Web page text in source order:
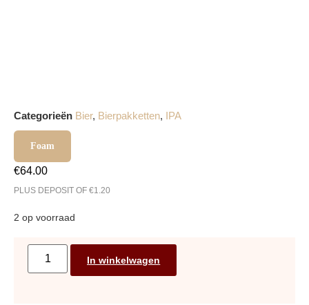
Categorieën Bier, Bierpakketten, IPA
Foam
€64.00
PLUS DEPOSIT OF €1.20
2 op voorraad
In winkelwagen